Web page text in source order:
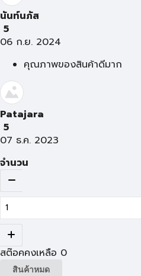
นันท์นภัส
5
06 ก.ย. 2024
คุณภาพของสินค้าดีมาก
Patajara
5
07 ธ.ค. 2023
จำนวน
สต๊อคคงเหลือ 0
สินค้าหมด